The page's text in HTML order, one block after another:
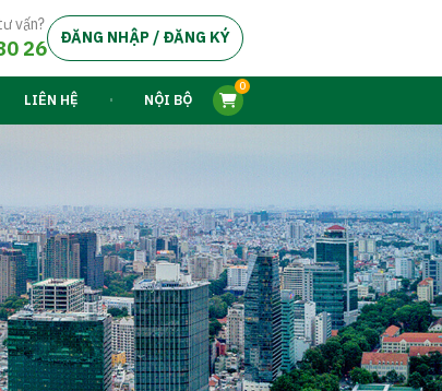
vấn?
26 ĐĂNG NHẬP / ĐĂNG KÝ
LIÊN HỆ NỘI BỘ
0